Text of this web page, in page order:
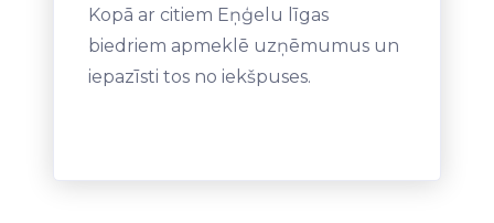
Kopā ar citiem Eņģelu līgas
biedriem apmeklē uzņēmumus un
iepazīsti tos no iekšpuses.